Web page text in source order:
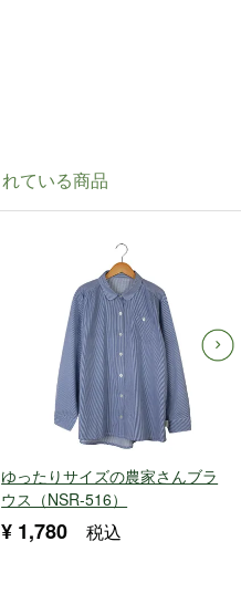
ゆったりサイズの農家さんブラ
ウス（NSR-516）
¥ 1,780 税込